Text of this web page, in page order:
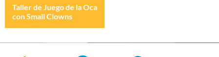
Taller de Juego de la Oca
con Small Clowns